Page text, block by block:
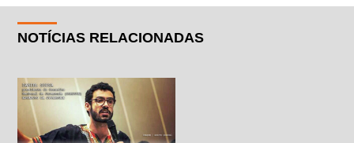
NOTÍCIAS RELACIONADAS